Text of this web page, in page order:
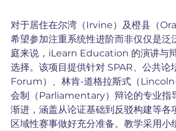
对于居住在尔湾（Irvine）及橙县（
希望参加注重系统性进阶而非仅仅是泛
庭来说，iLearn Education 的演讲与
选择。该项目提供针对 SPAR、公共
Forum）、林肯-道格拉斯式（
会制（Parliamentary）辩论的专业指
渐进，涵盖从论证基础到反驳构建等各
区域性赛事做好充分准备。教学采用小